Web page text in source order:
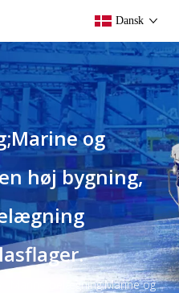
Dansk
og
høj bygning,
Marine belægning;Marine og